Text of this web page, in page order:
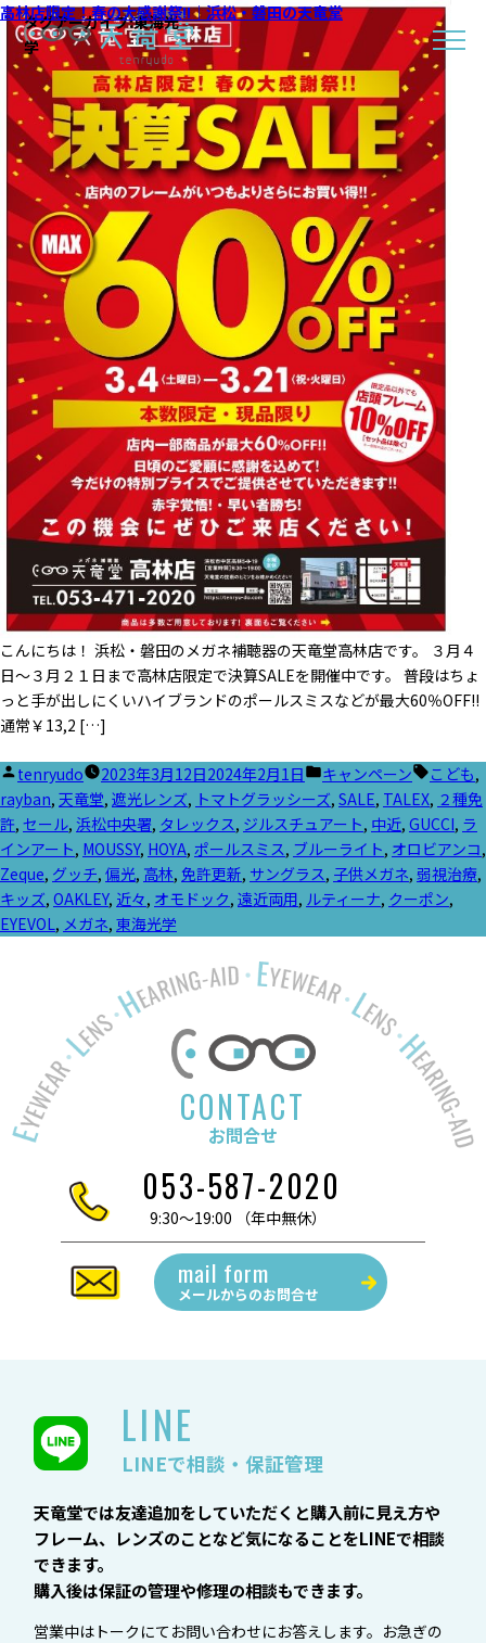
タグアーカイブ:東海光
学
高林店限定！春の大感謝祭!!｜浜松・磐田の天竜堂
こんにちは！ 浜松・磐田のメガネ補聴器の天竜堂高林店です。 ３月４
日～３月２１日まで高林店限定で決算SALEを開催中です。 普段はちょ
っと手が出しにくいハイブランドのポールスミスなどが最大60％OFF!!
通常￥13,2 […]
投
稿
者:
tenryudo 2023年3月12日2024年2月1日
カ
テ
ゴ
リ
ー:
キャンペーン
タ
グ:
こども,
rayban, 天竜堂, 遮光レンズ, トマトグラッシーズ, SALE, TALEX, ２種免
許, セール, 浜松中央署, タレックス, ジルスチュアート, 中近, GUCCI, ラ
インアート, MOUSSY, HOYA, ポールスミス, ブルーライト, オロビアンコ,
Zeque, グッチ, 偏光, 高林, 免許更新, サングラス, 子供メガネ, 弱視治療,
キッズ, OAKLEY, 近々, オモドック, 遠近両用, ルティーナ, クーポン,
EYEVOL, メガネ, 東海光学
CONTACT
お問合せ
053-587-2020
9:30～19:00 （年中無休）
mail form
メールからのお問合せ
LINE
LINEで相談・保証管理
天竜堂では友達追加をしていただくと購入前に見え方や
フレーム、レンズのことなど気になることをLINEで相談
できます。
購入後は保証の管理や修理の相談もできます。
営業中はトークにてお問い合わせにお答えします。お急ぎの